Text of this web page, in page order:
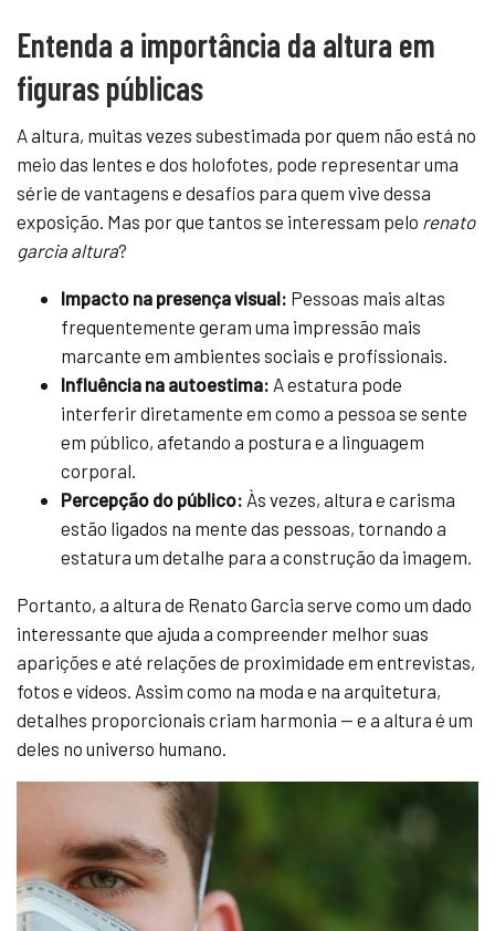
Entenda a importância da altura em
figuras públicas
A altura, muitas vezes subestimada por quem não está no
meio das lentes e dos holofotes, pode representar uma
série de vantagens e desafios para quem vive dessa
exposição. Mas por que tantos se interessam pelo renato
garcia altura?
Impacto na presença visual: Pessoas mais altas
frequentemente geram uma impressão mais
marcante em ambientes sociais e profissionais.
Influência na autoestima: A estatura pode
interferir diretamente em como a pessoa se sente
em público, afetando a postura e a linguagem
corporal.
Percepção do público: Às vezes, altura e carisma
estão ligados na mente das pessoas, tornando a
estatura um detalhe para a construção da imagem.
Portanto, a altura de Renato Garcia serve como um dado
interessante que ajuda a compreender melhor suas
aparições e até relações de proximidade em entrevistas,
fotos e vídeos. Assim como na moda e na arquitetura,
detalhes proporcionais criam harmonia — e a altura é um
deles no universo humano.